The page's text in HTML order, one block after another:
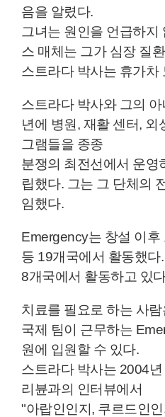
음을 알렸다.
그녀는 원인을 언급하지
스 매체는 그가 심장 질
스트라다 박사는 휴가차
스트라다 박사와 그의
년에 병원, 재활 센터, 외
그램들을 종종
분쟁의 최전선에서 운영
립했다. 그는 그 단체의
임했다.
Emergency는 창설 이후
등 19개국에서 활동했
8개국에서 활동하고 있
치료를 필요로 하는 사
국제 팀이 근무하는
원에 입원할 수 있다.
스트라다 박사는 2004
리뷴과의 인터뷰에서
"아랍인인지, 쿠르드인